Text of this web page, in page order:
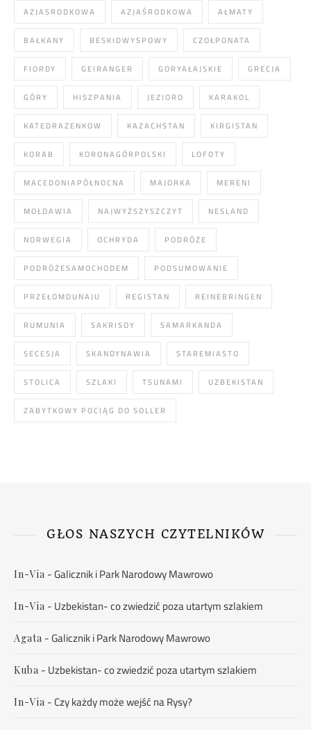
AZJASRODKOWA AZJAŚRODKOWA AŁMATY
BAŁKANY BESKIDWYSPOWY CZOŁPONATA
FIORDY GEIRANGER GORYAŁAJSKIE GRECJA
GÓRY HISZPANIA JEZIORO KARAKOL
KATEDRAZENKOW KAZACHSTAN KIRGISTAN
KORAB KORONAGÓRPOLSKI LOFOTY
MACEDONIAPÓŁNOCNA MAJORKA MERENI
MOŁDAWIA NAJWYŻSZYSZCZYT NESLAND
NORWEGIA OCHRYDA PODRÓŻE
PODRÓŻESAMOCHODEM PODSUMOWANIE
PRZEŁOMDUNAJU REGISTAN REINEBRINGEN
RUMUNIA SAKRISOY SAMARKANDA
SECESJA SKANDYNAWIA STAREMIASTO
STOLICA SZLAKI TSUNAMI UZBEKISTAN
ZABYTKOWY POCIĄG DO SOLLER
GŁOS NASZYCH CZYTELNIKÓW
In-Via -Galicznik i Park Narodowy Mawrowo
In-Via -Uzbekistan- co zwiedzić poza utartym szlakiem
Agata -Galicznik i Park Narodowy Mawrowo
Kuba -Uzbekistan- co zwiedzić poza utartym szlakiem
In-Via -Czy każdy może wejść na Rysy?